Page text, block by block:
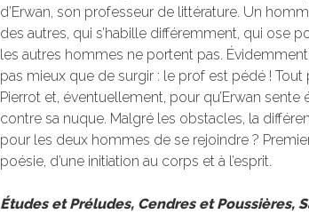
d’Erwan, son professeur de littérature. Un
des autres, qui s’habille différemment, qui ose
les autres hommes ne portent pas.
pas mieux que de surgir : le prof est pédé !
Pierrot et, éventuellement, pour qu’Erwan
contre sa nuque. Malgré les obstacles, la
pour les deux hommes de se rejoindre ?
poésie, d’une initiation au corps et à l’esprit.
Études et Préludes, Cendres et Poussières,